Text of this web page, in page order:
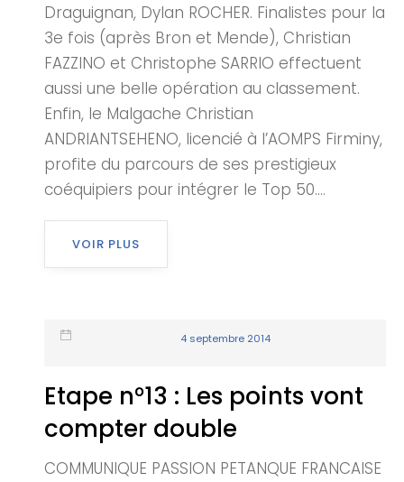
Draguignan, Dylan ROCHER. Finalistes pour la
3e fois (après Bron et Mende), Christian
FAZZINO et Christophe SARRIO effectuent
aussi une belle opération au classement.
Enfin, le Malgache Christian
ANDRIANTSEHENO, licencié à l’AOMPS Firminy,
profite du parcours de ses prestigieux
coéquipiers pour intégrer le Top 50....
VOIR PLUS
4 septembre 2014
Etape n°13 : Les points vont
compter double
COMMUNIQUE PASSION PETANQUE FRANCAISE